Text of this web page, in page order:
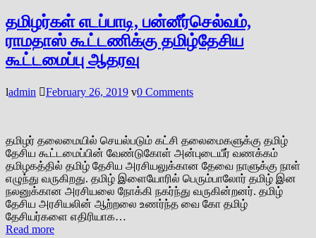
தமிழர்கள் எடப்பாடி, பன்னீர்செல்வம்,
ராமதாஸ் கூட்டணிக்கு தமிழ்தேசிய
கூட்டமைப்பு ஆதரவு
admin February 26, 2019 0 Comments
தமிழர் தலைமையில் செயல்படும் கட்சி தலைமைகளுக்கு தமிழ்
தேசிய கூட்டமைப்பின் வேண்டுகோள் அன்புடையீர் வணக்கம்
தமிழகத்தில் தமிழ் தேசிய அரசியலுக்கான தேவை நாளுக்கு நாள்
எழுந்து வருகிறது. தமிழ் இளையோரில் பெரும்பாலோர் தமிழ் இன
நலனுக்கான அரசியலை நோக்கி நகர்ந்து வருகின்றனர். தமிழ்
தேசிய அரசியலின் ஆற்றலை உணர்ந்த வை கோ தமிழ்
தேசியர்களை எதிரியாக…
Read more